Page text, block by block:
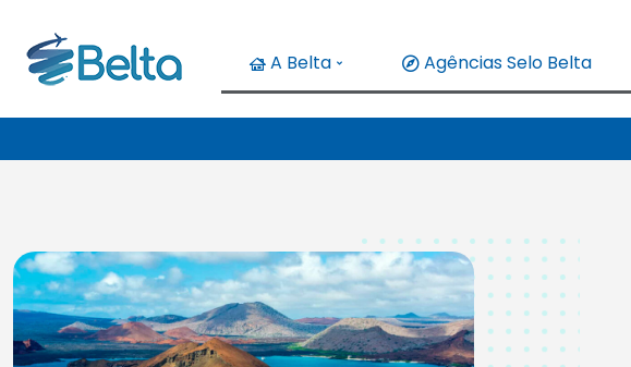
A Belta Agências Selo Belta